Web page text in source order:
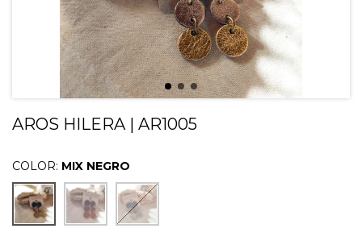
AROS HILERA | AR1005
COLOR: MIX NEGRO